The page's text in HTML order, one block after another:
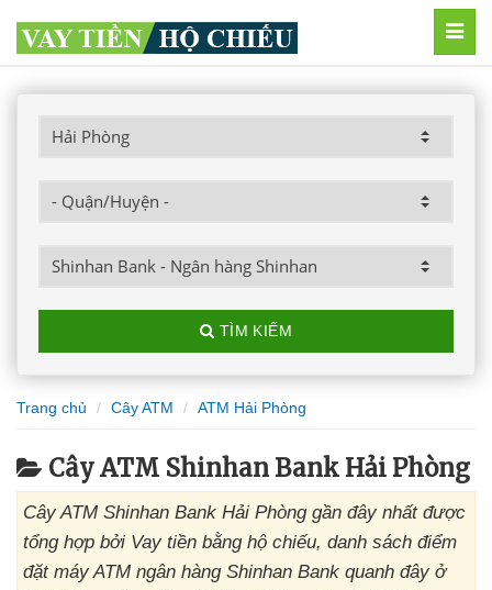
TÌM KIẾM
Trang chủ Cây ATM ATM Hải Phòng
Cây ATM Shinhan Bank Hải Phòng
Cây ATM Shinhan Bank Hải Phòng gần đây nhất được
tổng hợp bởi Vay tiền bằng hộ chiếu, danh sách điểm
đặt máy ATM ngân hàng Shinhan Bank quanh đây ở